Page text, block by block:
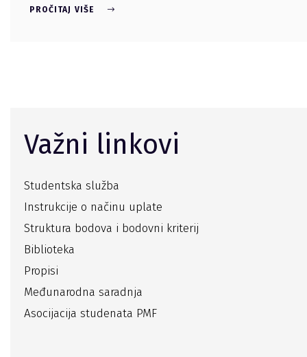
PROČITAJ VIŠE
Važni linkovi
Studentska služba
Instrukcije o načinu uplate
Struktura bodova i bodovni kriterij
Biblioteka
Propisi
Međunarodna saradnja
Asocijacija studenata PMF